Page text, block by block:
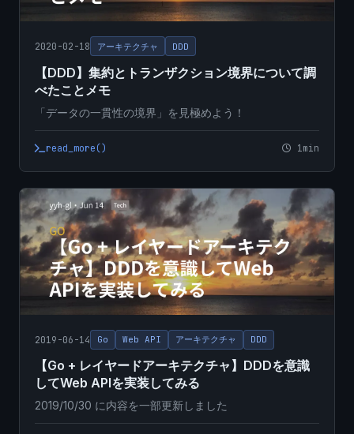
2020-02-18 アーキテクチャ DDD
【DDD】集約とトランザクション境界について調
べたことメモ
「データの一貫性の境界」を見極めよう！
read_more() 1min
2019-06-14 Go Web API アーキテクチャ DDD
【Go + レイヤードアーキテクチャ】DDDを意識
してWeb APIを実装してみる
2019/10/30 に内容を一部更新しました